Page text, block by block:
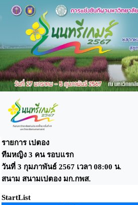
รายการ เปตอง
ทีมหญิง 3 คน รอบแรก
วันที่ 3 กุมภาพันธ์ 2567 เวลา 08:00 น.
สนาม สนามเปตอง มก.กพส.
StartList